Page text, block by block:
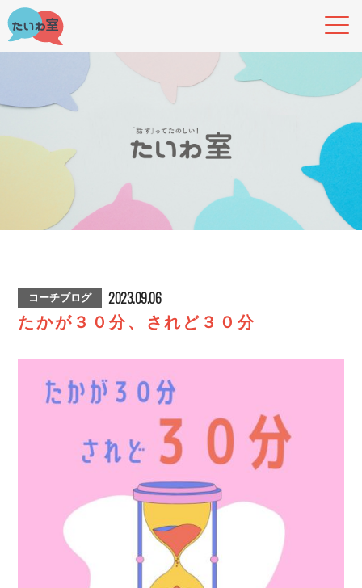
コーチブログ 2023.09.06
たかが３０分、されど３０分